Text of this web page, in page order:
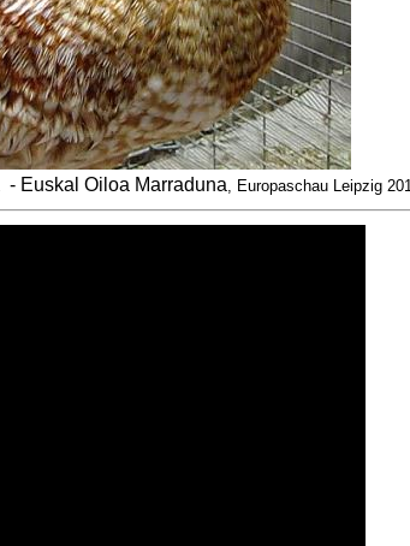
- Euskal Oiloa Marraduna, Europaschau Leipzig